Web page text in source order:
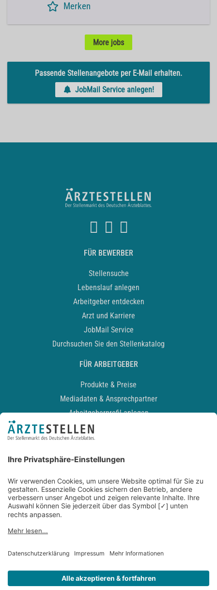
Merken
More jobs
Passende Stellenangebote per E-Mail erhalten.
JobMail Service anlegen!
FÜR BEWERBER
Stellensuche
Lebenslauf anlegen
Arbeitgeber entdecken
Arzt und Karriere
JobMail Service
Durchsuchen Sie den Stellenkatalog
FÜR ARBEITGEBER
Produkte & Preise
Mediadaten & Ansprechpartner
Arbeitgeberprofil anlegen
Recruiting-Podcast
Kontakt
Datenschutz
Newsletter